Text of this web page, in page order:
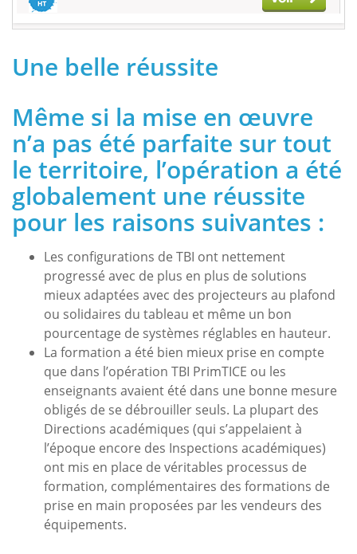
Une belle réussite
Même si la mise en œuvre
n’a pas été parfaite sur tout
le territoire, l’opération a été
globalement une réussite
pour les raisons suivantes :
Les configurations de TBI ont nettement
progressé avec de plus en plus de solutions
mieux adaptées avec des projecteurs au plafond
ou solidaires du tableau et même un bon
pourcentage de systèmes réglables en hauteur.
La formation a été bien mieux prise en compte
que dans l’opération TBI PrimTICE ou les
enseignants avaient été dans une bonne mesure
obligés de se débrouiller seuls. La plupart des
Directions académiques (qui s’appelaient à
l’époque encore des Inspections académiques)
ont mis en place de véritables processus de
formation, complémentaires des formations de
prise en main proposées par les vendeurs des
équipements.